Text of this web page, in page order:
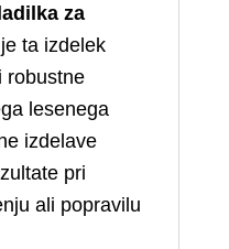
za
ta izdelek
robustne
lesenega
izdelave
pri
ali popravilu